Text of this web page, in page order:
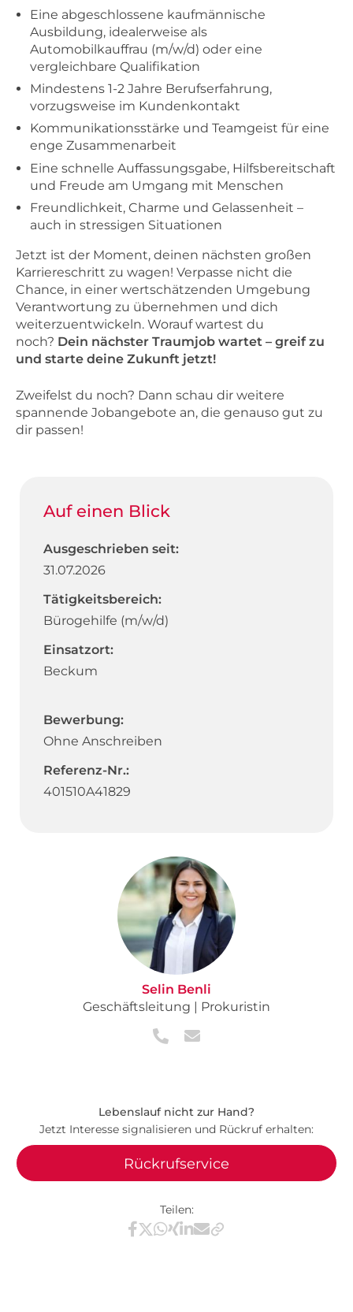
Eine abgeschlossene kaufmännische
Ausbildung, idealerweise als
Automobilkauffrau (m/w/d) oder eine
vergleichbare Qualifikation
Mindestens 1-2 Jahre Berufserfahrung,
vorzugsweise im Kundenkontakt
Kommunikationsstärke und Teamgeist für eine
enge Zusammenarbeit
Eine schnelle Auffassungsgabe, Hilfsbereitschaft
und Freude am Umgang mit Menschen
Freundlichkeit, Charme und Gelassenheit –
auch in stressigen Situationen
Jetzt ist der Moment, deinen nächsten großen
Karriereschritt zu wagen! Verpasse nicht die
Chance, in einer wertschätzenden Umgebung
Verantwortung zu übernehmen und dich
weiterzuentwickeln. Worauf wartest du
noch? Dein nächster Traumjob wartet – greif zu
und starte deine Zukunft jetzt!
Zweifelst du noch? Dann schau dir weitere
spannende Jobangebote an, die genauso gut zu
dir passen!
Auf einen Blick
Ausgeschrieben seit:
31.07.2026
Tätigkeitsbereich:
Bürogehilfe (m/w/d)
Einsatzort:
Beckum
Bewerbung:
Ohne Anschreiben
Referenz-Nr.:
401510A41829
Selin Benli
Geschäftsleitung | Prokuristin
Lebenslauf nicht zur Hand?
Jetzt Interesse signalisieren und Rückruf erhalten:
Rückrufservice
Teilen:
Teilen via Facebook
Teilen via X / Twitter
Teilen via WhatsApp
Teilen via Xing
Teilen via LinkedIn
Teilen via E-Mail